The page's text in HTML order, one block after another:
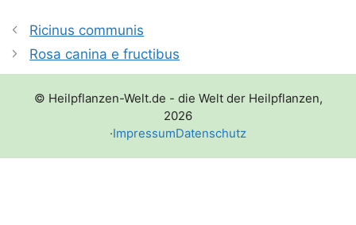
Ricinus communis
Rosa canina e fructibus
© Heilpflanzen-Welt.de - die Welt der Heilpflanzen,
2026
·ImpressumDatenschutz